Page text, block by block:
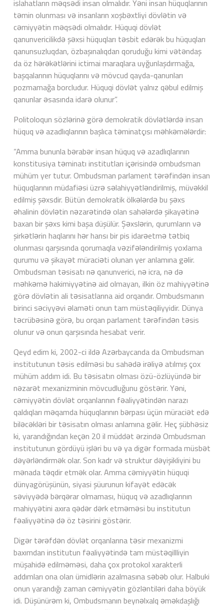
islahatların məqsədi insan olmalıdır. Yəni insan hüquqlarının
təmin olunması və insanların xoşbəxtliyi dövlətin və
cəmiyyətin məqsədi olmalıdır. Hüquqi dövlət
qanunvericilikdə şəxsi hüquqları təsbit edərək bu hüquqları
qanunsuzluqdan, özbaşınalıqdan qoruduğu kimi vətəndaş
da öz hərəkətlərini ictimai maraqlara uyğunlaşdırmağa,
başqalarının hüquqlarını və mövcud qayda-qanunları
pozmamağa borcludur. Hüquqi dövlət yalnız qəbul edilmiş
qanunlar əsasında idarə olunur”.
Politoloqun sözlərinə görə demokratik dövlətlərdə insan
hüquq və azadlıqlarının başlıca təminatçısı məhkəmələrdir:
“Amma bununla bərabər insan hüquq və azadlıqlarının
konstitusiya təminatı institutları içərisində ombudsman
mühüm yer tutur. Ombudsman parlament tərəfindən insan
hüquqlarının müdafiəsi üzrə səlahiyyətləndirilmiş, müvəkkil
edilmiş şəxsdir. Bütün demokratik ölkələrdə bu şəxs
əhalinin dövlətin nəzarətində olan sahələrdə şikayətinə
baxan bir şəxs kimi başa düşülür. Şəxslərin, qurumların və
şirkətlərin haqlarını hər hansı bir pis idarəetmə tətbiq
olunması qarşısında qorumaqla vəzifələndirilmiş yoxlama
qurumu və şikayət müraciəti olunan yer anlamına gəlir.
Ombudsman təsisatı nə qanunverici, nə icra, nə də
məhkəmə hakimiyyətinə aid olmayan, ilkin öz mahiyyətinə
görə dövlətin ali təsisatlarına aid orqandır. Ombudsmanın
birinci səciyyəvi əlaməti onun tam müstəqiliyyidir. Dünya
təcrübəsinə görə, bu orqan parlament tərəfindən təsis
olunur və onun qarşısında hesabat verir.
Qeyd edim ki, 2002-ci ildə Azərbaycanda da Ombudsman
institutunun təsis edilməsi bu sahədə irəliyə atılmış çox
mühüm addım idi. Bu təsisatın olması özü-özlüyündə bir
nəzarət mexanizminin mövcudluğunu göstərir. Yəni,
cəmiyyətin dövlət orqanlarının fəaliyyətindən narazı
qaldıqları məqamda hüquqlarının bərpası üçün müraciət edə
biləcəkləri bir təsisatın olması anlamına gəlir. Heç şübhəsiz
ki, yarandığından keçən 20 il müddət ərzində Ombudsman
institutunun gördüyü işləri bu və ya digər formada müsbət
dəyərləndirmək olar. Son kadr və struktur dəyişikliyini bu
mənada təqdir etmək olar. Amma cəmiyyətin hüquqi
dünyagörüşünün, siyasi şüurunun kifayət edəcək
səviyyədə bərqərar olmaması, hüquq və azadlıqlarının
mahiyyətini axıra qədər dərk etməməsi bu institutun
fəaliyyətinə də öz təsirini göstərir.
Digər tərəfdən dövlət orqanlarına təsir mexanizmi
baxımdan institutun fəaliyyətində tam müstəqillliyin
müşahidə edilməməsi, daha çox protokol xarakterli
addımları ona olan ümidlərin azalmasına səbəb olur. Halbuki
onun yarandığı zaman cəmiyyətin gözləntiləri daha böyük
idi. Düşünürəm ki, Ombudsmanın beynəlxalq əməkdaşlığı